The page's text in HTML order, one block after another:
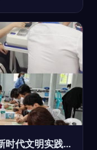
抓落实 强服务 兴文化 重活动 东晓街道吹起新时代文明实践春风